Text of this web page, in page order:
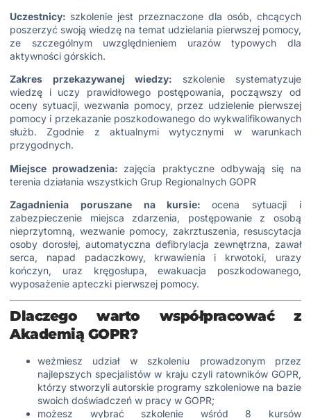
Uczestnicy: szkolenie jest przeznaczone dla osób, chcących
poszerzyć swoją wiedzę na temat udzielania pierwszej pomocy,
ze szczególnym uwzględnieniem urazów typowych dla
aktywności górskich.
Zakres przekazywanej wiedzy: szkolenie systematyzuje
wiedzę i uczy prawidłowego postępowania, począwszy od
oceny sytuacji, wezwania pomocy, przez udzielenie pierwszej
pomocy i przekazanie poszkodowanego do wykwalifikowanych
służb. Zgodnie z aktualnymi wytycznymi w warunkach
przygodnych.
Miejsce prowadzenia: zajęcia praktyczne odbywają się na
terenia działania wszystkich Grup Regionalnych GOPR
Zagadnienia poruszane na kursie:ocena sytuacji i
zabezpieczenie miejsca zdarzenia, postępowanie z osobą
nieprzytomną, wezwanie pomocy, zakrztuszenia, resuscytacja
osoby dorosłej, automatyczna defibrylacja zewnętrzna, zawał
serca, napad padaczkowy, krwawienia i krwotoki, urazy
kończyn, uraz kręgosłupa, ewakuacja poszkodowanego,
wyposażenie apteczki pierwszej pomocy.
Dlaczego warto współpracować z
Akademią GOPR?
weźmiesz udział w szkoleniu prowadzonym przez
najlepszych specjalistów w kraju czyli ratowników GOPR,
którzy stworzyli autorskie programy szkoleniowe na bazie
swoich doświadczeń w pracy w GOPR;
możesz wybrać szkolenie wśród 8 kursów